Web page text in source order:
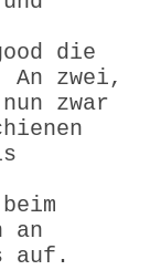
die
zwei,
zwar
an
auf.